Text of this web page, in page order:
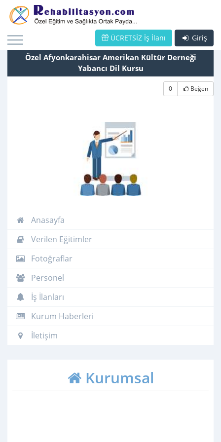
Giriş
ÜCRETSİZ İş İlanı
Özel Afyonkarahisar Amerikan Kültür Derneği
Yabancı Dil Kursu
0 Beğen
Anasayfa
Verilen Eğitimler
Fotoğraflar
Personel
İş İlanları
Kurum Haberleri
İletişim
Kurumsal